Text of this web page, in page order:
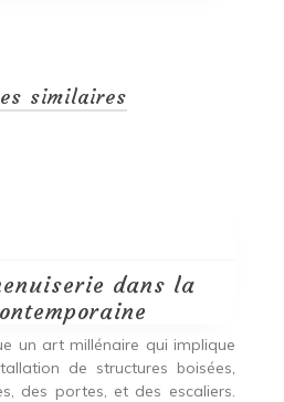
similaires
dans la
un art millénaire qui implique
de structures boisées,
des portes, et des escaliers.